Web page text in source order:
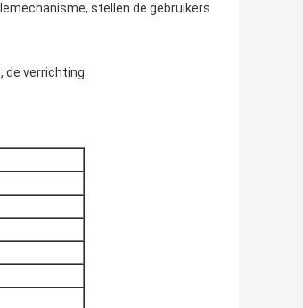
stellen de gebruikers
de verrichting